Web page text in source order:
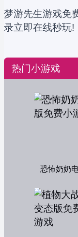
梦游先生游戏免
录立即在线秒玩!
热门小游戏
恐怖奶奶